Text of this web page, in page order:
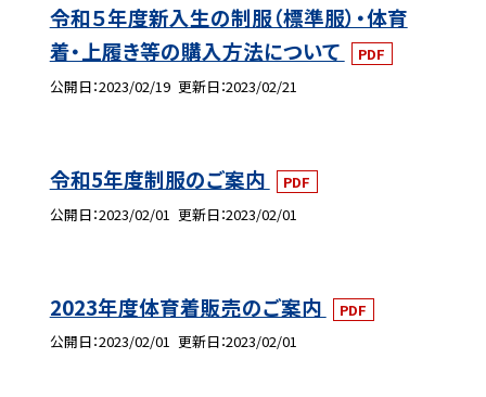
令和５年度新入生の制服（標準服）・体育
着・上履き等の購入方法について
PDF
公開日 2023/02/19 更新日 2023/02/21
令和5年度制服のご案内
PDF
公開日 2023/02/01 更新日 2023/02/01
2023年度体育着販売のご案内
PDF
公開日 2023/02/01 更新日 2023/02/01